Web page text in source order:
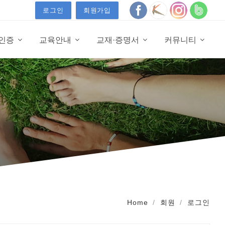
로그인 회원가입
증 교육안내 교재·증명서 커뮤니티
Home 회원 로그인